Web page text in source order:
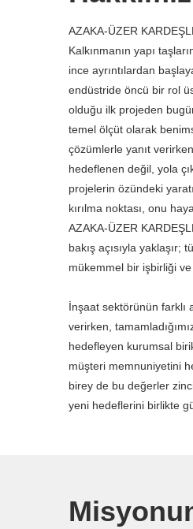
AZAKA-ÜZER
Kalkınmanın yapı
ince ayrıntılardan
endüstride öncü bir rol
olduğu ilk projeden
temel ölçüt olarak
çözümlerle yanıt
hedeflenen değil, yola
projelerin özündeki
kırılma noktası, onu
AZAKA-ÜZER
bakış açısıyla
mükemmel bir işbirliği ve
İnşaat sektörünün farklı
verirken,
hedefleyen kurumsal
müşteri memnuniyetini
birey de bu değerler
yeni hedeflerini birlikte